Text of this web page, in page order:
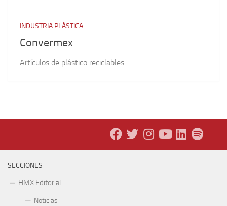
INDUSTRIA PLÁSTICA
Convermex
Artículos de plástico reciclables.
SECCIONES
HMX Editorial
Noticias